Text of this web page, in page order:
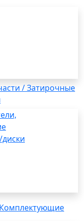
/ Затирочные